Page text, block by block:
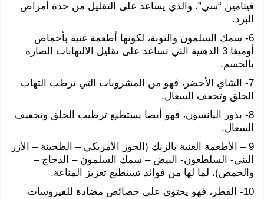
فيتامين “سي”، والذي يساعد على التقليل من حدة أمراض
البرد.
6- سمك السلمون والتونة، لكونها أطعمة غنية بأحماض
أوميغا 3 الدهنية التي تساعد على تقليل الالتهابات الضارة
بالجسم.
7- الشاي الأخضر، فهو من المشروبات التي ترطب التهاب
الحلق وتخفف السعال.
8- بذور اليانسون، فهو أيضا يستطيع ترطيب الحلق وتخفيف
السعال.
9 – الأطعمة الغنية بالزنك (الجوز الأمريكي – الطحينة – الأزر
البني- السلطعون- البيض – سمك السلمون – الدجاج –
والحمص)، لما لها من فوائد تستطيع تعزيز المناعة.
10- الفطر، فهو يحتوي على خصائص مضادة للفيروسات